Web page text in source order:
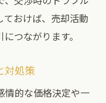
ておけば、売却活動
つながります。
対処策
情的な価格決定や一